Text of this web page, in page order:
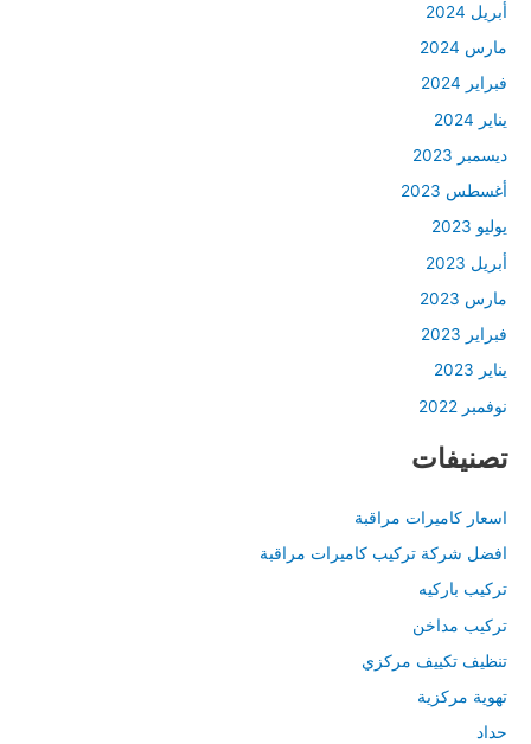
أبريل 2024
مارس 2024
فبراير 2024
يناير 2024
ديسمبر 2023
أغسطس 2023
يوليو 2023
أبريل 2023
مارس 2023
فبراير 2023
يناير 2023
نوفمبر 2022
تصنيفات
اسعار كاميرات مراقبة
افضل شركة تركيب كاميرات مراقبة
تركيب باركيه
تركيب مداخن
تنظيف تكييف مركزي
تهوية مركزية
حداد